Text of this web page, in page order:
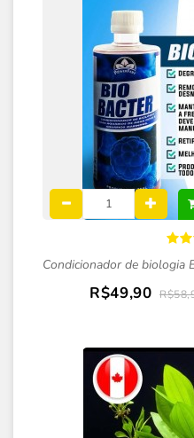
Condicionador de biologia
R$49,90